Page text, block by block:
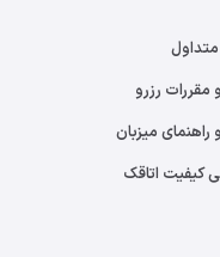
مقررات رزرو
راهنمای میزبان
اتاقک